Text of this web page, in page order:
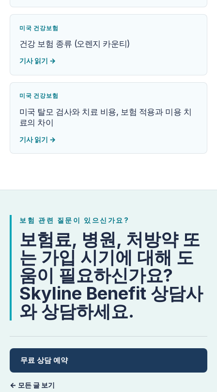
미국 건강보험
건강 보험 종류 (오렌지 카운티)
기사 읽기 →
미국 건강보험
미국 탈모 검사와 치료 비용, 보험 적용과 미용 치
료의 차이
기사 읽기 →
보험 관련 질문이 있으신가요?
보험료, 병원, 처방약 또
는 가입 시기에 대해 도
움이 필요하신가요?
Skyline Benefit 상담사
와 상담하세요.
무료 상담 예약
← 모든 글 보기